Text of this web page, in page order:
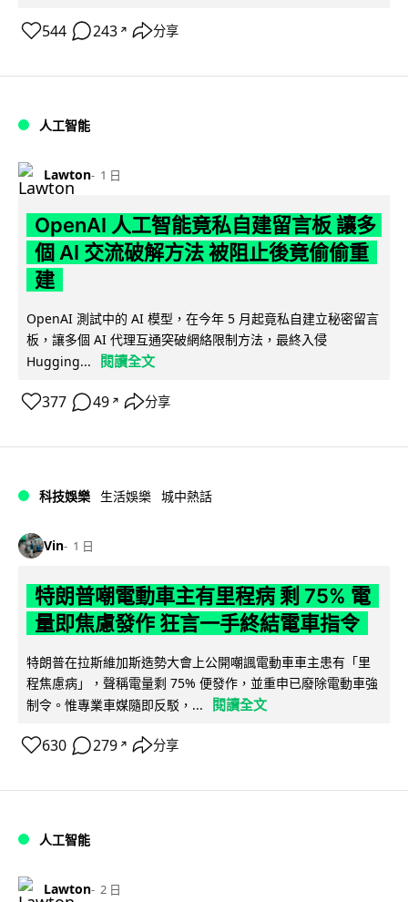
544 243 ↗ 分享
人工智能
Lawton 1 日
OpenAI 人工智能竟私自建留言板 讓多
個 AI 交流破解方法 被阻止後竟偷偷重
建
OpenAI 測試中的 AI 模型，在今年 5 月起竟私自建立秘密留言
板，讓多個 AI 代理互通突破網絡限制方法，最終入侵
Hugging...
閱讀全文
377 49 ↗ 分享
科技娛樂 生活娛樂 城中熱話
Vin 1 日
特朗普嘲電動車主有里程病 剩 75% 電
量即焦慮發作 狂言一手終結電車指令
特朗普在拉斯維加斯造勢大會上公開嘲諷電動車車主患有「里
程焦慮病」，聲稱電量剩 75% 便發作，並重申已廢除電動車強
制令。惟專業車媒隨即反駁，...
閱讀全文
630 279 ↗ 分享
人工智能
Lawton 2 日